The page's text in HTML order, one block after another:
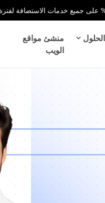
الحلول
منشئ مواقع
الويب